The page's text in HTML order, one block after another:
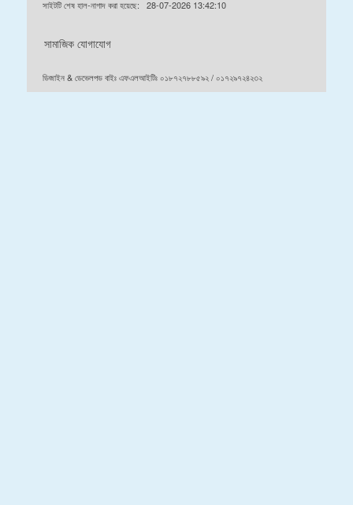
সাইটটি শেষ হাল-নাগাদ করা হয়েছে: 28-07-2026 13:42:10
সামাজিক যোগাযোগ
ডিজাইন & ডেভেলপড বাইঃ এফএলআইটিঃ ০১৮৭২৭৮৮৫৯২ / ০১৭২৯৭২৪২৩২